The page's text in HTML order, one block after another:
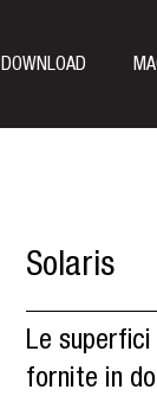
DOWNLOAD
Solaris
Le
fornite in